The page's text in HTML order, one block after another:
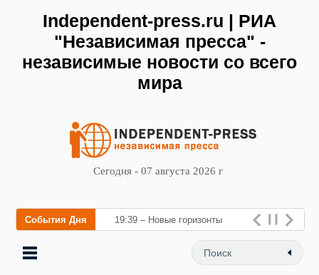
Independent-press.ru | РИА
"Независимая пресса" -
независимые новости со всего
мира
Сегодня - 07 августа 2026 г
События Дня 19:39 – Новые горизонты
флебологии: в Москве
открылся «Городской центр